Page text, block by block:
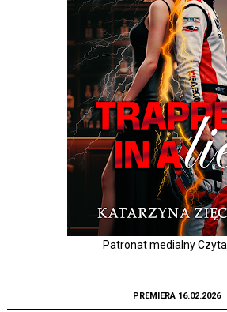
Patronat medialny
PREMIERA 16.02.2026